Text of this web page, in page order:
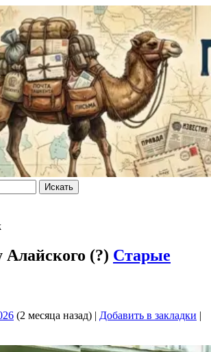
Искать
Алайского (?) Старые
(2 месяца назад) | Добавить в закладки |